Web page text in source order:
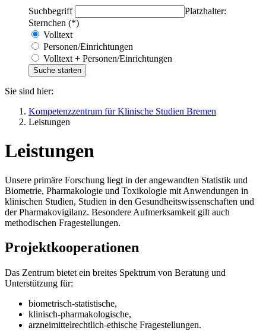
Suchbegriff
Platzhalter:
Sternchen (*)
Volltext
Personen/Einrichtungen
Volltext + Personen/Einrichtungen
Sie sind hier:
Kompetenzzentrum für Klinische Studien Bremen
Leistungen
Leistungen
Unsere primäre Forschung liegt in der angewandten Statistik und
Biometrie, Pharmakologie und Toxikologie mit Anwendungen in
klinischen Studien, Studien in den Gesundheitswissenschaften und
der Pharmakovigilanz. Besondere Aufmerksamkeit gilt auch
methodischen Fragestellungen.
Projektkooperationen
Das Zentrum bietet ein breites Spektrum von Beratung und
Unterstützung für:
biometrisch-statistische,
klinisch-pharmakologische,
arzneimittelrechtlich-ethische Fragestellungen.